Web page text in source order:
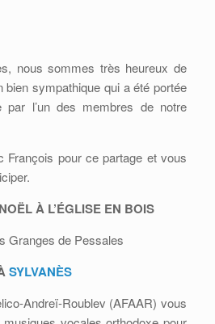
nous sommes très heureux de
bien sympathique qui a été portée
par l’un des membres de notre
François pour ce partage et vous
À L’ÉGLISE EN BOIS
Granges de Pessales
SYLVANÈS
Andreï-Roublev (AFAAR) vous